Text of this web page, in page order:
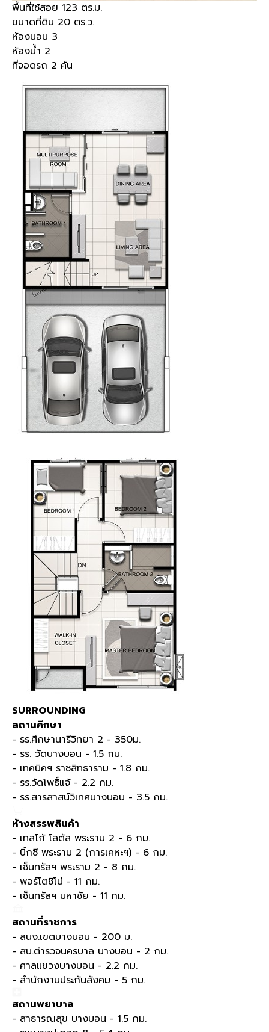
พื้นที่ใช้สอย 123 ตร.ม.
ขนาดที่ดิน 20 ตร.ว.
ห้องนอน 3
ห้องน้ำ 2
ที่จอดรถ 2 คัน
SURROUNDING
สถานศึกษา
- รร.ศึกษานารีวิทยา 2 - 350ม.
- รร. วัดบางบอน - 1.5 กม.
- เทคนิคฯ ราชสิทธาราม - 1.8 กม.
- รร.วัดโพธิ์แจ้ - 2.2 กม.
- รร.สารสาสน์วิเทศบางบอน - 3.5 กม.
ห้างสรรพสินค้า
- เทสโก้ โลตัส พระราม 2 - 6 กม.
- บิ๊กซี พระราม 2 (การเคหะฯ) - 6 กม.
- เซ็นทรัลฯ พระราม 2 - 8 กม.
- พอร์โตชิโน่ - 11 กม.
- เซ็นทรัลฯ มหาชัย - 11 กม.
สถานที่ราชการ
- สนง.เขตบางบอน - 200 ม.
- สน.ตำรวจนครบาล บางบอน - 2 กม.
- ศาลแขวงบางบอน - 2.2 กม.
- สำนักงานประกันสังคม - 5 กม.
สถานพยาบาล
- สาธารณสุข บางบอน - 1.5 กม.